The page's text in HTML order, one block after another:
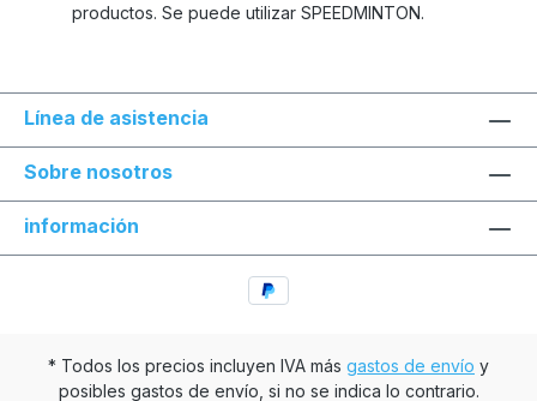
productos. Se puede utilizar SPEEDMINTON.
Línea de asistencia
Sobre nosotros
información
* Todos los precios incluyen IVA más gastos de envío y
posibles gastos de envío, si no se indica lo contrario.